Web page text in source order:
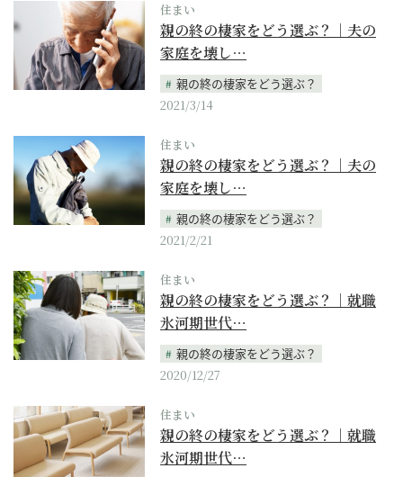
住まい
親の終の棲家をどう選ぶ？｜夫の
家庭を壊し…
親の終の棲家をどう選ぶ？
2021/3/14
住まい
親の終の棲家をどう選ぶ？｜夫の
家庭を壊し…
親の終の棲家をどう選ぶ？
2021/2/21
住まい
親の終の棲家をどう選ぶ？｜就職
氷河期世代…
親の終の棲家をどう選ぶ？
2020/12/27
住まい
親の終の棲家をどう選ぶ？｜就職
氷河期世代…